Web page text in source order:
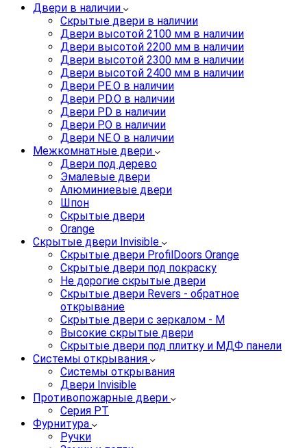
Двери в наличии
Скрытые двери в наличии
Двери высотой 2100 мм в наличии
Двери высотой 2200 мм в наличии
Двери высотой 2300 мм в наличии
Двери высотой 2400 мм в наличии
Двери PE.O в наличии
Двери PD.O в наличии
Двери PD в наличии
Двери P.O в наличии
Двери NE.O в наличии
Межкомнатные двери
Двери под дерево
Эмалевые двери
Алюминиевые двери
Шпон
Скрытые двери
Orange
Скрытые двери Invisible
Скрытые двери ProfilDoors Orange
Скрытые двери под покраску
Не дорогие скрытые двери
Скрытые двери Revers - обратное
открывание
Скрытые двери с зеркалом - M
Высокие скрытые двери
Скрытые двери под плитку и МДФ панели
Системы открывания
Системы открывания
Двери Invisible
Противопожарные двери
Серия PT
Фурнитура
Ручки